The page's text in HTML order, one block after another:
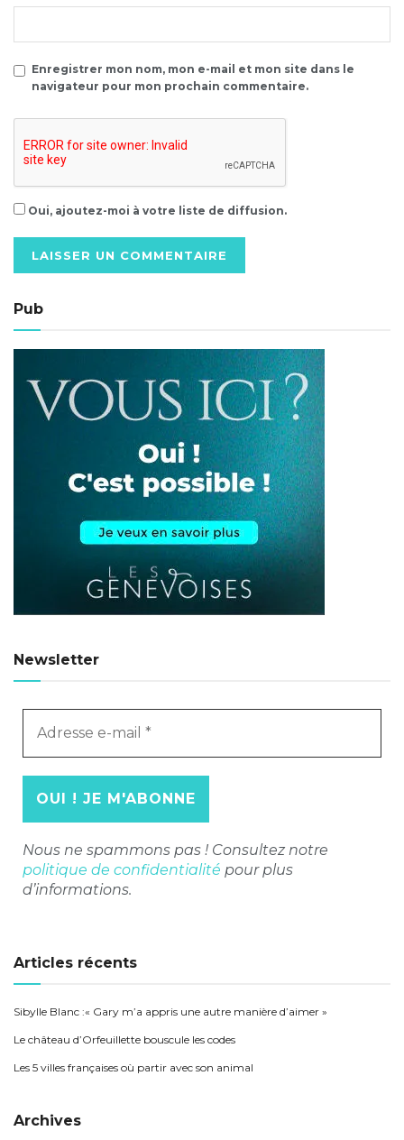
Enregistrer mon nom, mon e-mail et mon site dans le
navigateur pour mon prochain commentaire.
Oui, ajoutez-moi à votre liste de diffusion.
Pub
Newsletter
Adresse
Nous ne spammons pas ! Consultez notre
politique de confidentialité pour plus
d’informations.
Articles récents
Sibylle Blanc :« Gary m’a appris une autre manière d’aimer »
Le château d’Orfeuillette bouscule les codes
Les 5 villes françaises où partir avec son animal
Archives